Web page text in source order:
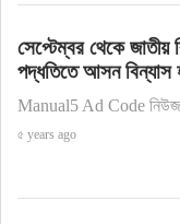
সেপ্টেম্বর থেকে জাতীয়
পদ্ধতিতে আসন বিন্যাস
Manual5 Ad Code
৫ years ago